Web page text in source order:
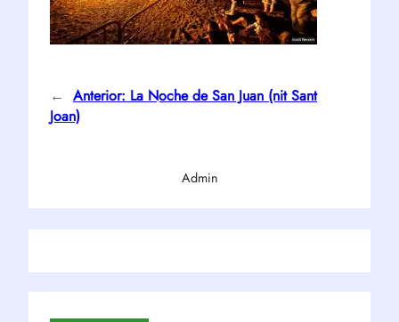
← Anterior: La Noche de San Juan (nit Sant
Joan)
Admin